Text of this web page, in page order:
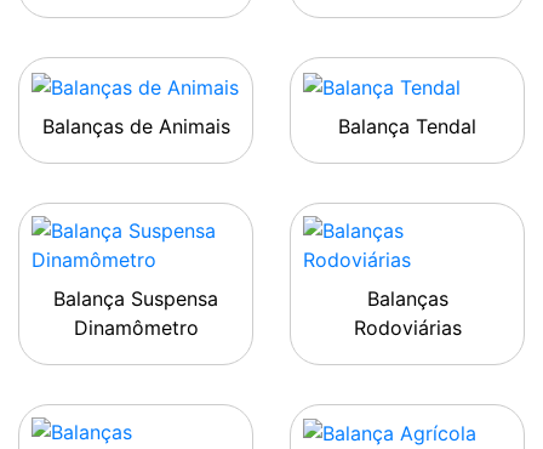
Balanças de Animais Balança Tendal
Balança Suspensa
Dinamômetro
Balanças
Rodoviárias